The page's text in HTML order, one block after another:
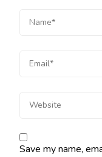
Save my name,